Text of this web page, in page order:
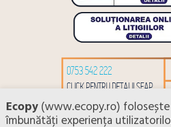
0753 542 222
CLICK PENTRU DETALII SEAP
Ecopy (www.ecopy.ro)
îmbunătăți experiența